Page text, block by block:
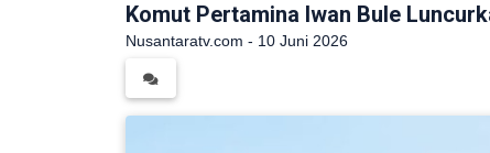
Komut Pertamina Iwan Bule
Nusantaratv.com - 10 Juni 2026